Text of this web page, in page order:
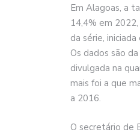
Em Alagoas, a
14,4% em
da série,
Os dados são
divulgada na
mais foi a que
a 2016.
O secretário de